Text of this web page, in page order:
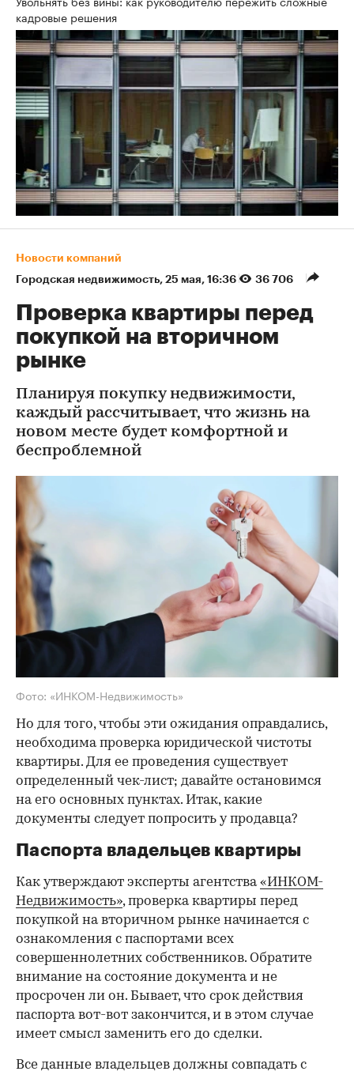
кадровые решения
Новости компаний
Городская недвижимость⁠, 25 мая, 16:36 36 706
Проверка квартиры перед
покупкой на вторичном
рынке
Планируя покупку недвижимости,
каждый рассчитывает, что жизнь на
новом месте будет комфортной и
беспроблемной
Фото: «ИНКОМ-Недвижимость»
Но для того, чтобы эти ожидания оправдались,
необходима проверка юридической чистоты
квартиры. Для ее проведения существует
определенный чек-лист; давайте остановимся
на его основных пунктах. Итак, какие
документы следует попросить у продавца?
Паспорта владельцев квартиры
Как утверждают эксперты агентства«ИНКОМ-
Недвижимость», проверка квартиры перед
покупкой на вторичном рынке начинается с
ознакомления с паспортами всех
совершеннолетних собственников. Обратите
внимание на состояние документа и не
просрочен ли он. Бывает, что срок действия
паспорта вот-вот закончится, и в этом случае
имеет смысл заменить его до сделки.
Все данные владельцев должны совпадать с